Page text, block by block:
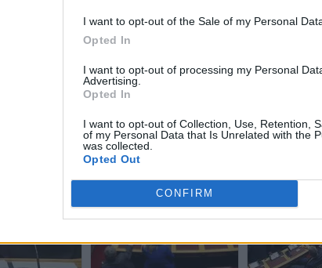
I want to opt-out of the Sale of my Personal
Opted In
I want to opt-out of processing my Personal
Advertising.
Opted In
I want to opt-out of Collection, Use, Retention,
of my Personal Data that Is Unrelated with the
was collected.
Opted Out
CONFIRM